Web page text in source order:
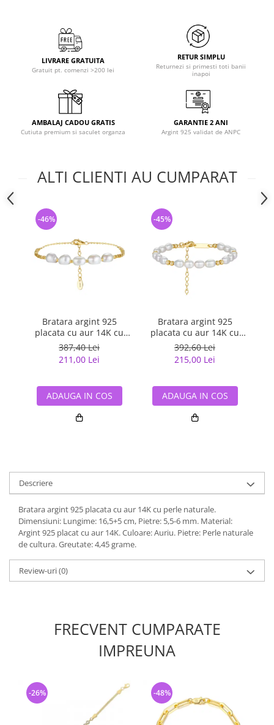
LIVRARE GRATUITA
Gratuit pt. comenzi >200 lei
RETUR SIMPLU
Returnezi si primesti toti banii
inapoi
AMBALAJ CADOU GRATIS
Cutiuta premium si saculet organza
GARANTIE 2 ANI
Argint 925 validat de ANPC
ALTI CLIENTI AU CUMPARAT
Bratara argint 925
placata cu aur 14K cu
perle naturale
387,40 Lei
211,00 Lei
-46%
ADAUGA IN COS
Bratara argint 925
placata cu aur 14K cu
perle naturale
392,60 Lei
215,00 Lei
-45%
ADAUGA IN COS
Descriere
Bratara argint 925 placata cu aur 14K cu perle naturale.
Dimensiuni: Lungime: 16,5+5 cm, Pietre: 5,5-6 mm. Material:
Argint 925 placat cu aur 14K. Culoare: Auriu. Pietre: Perle naturale
de cultura. Greutate: 4,45 grame.
Review-uri(0)
FRECVENT CUMPARATE
IMPREUNA
-26% -48%